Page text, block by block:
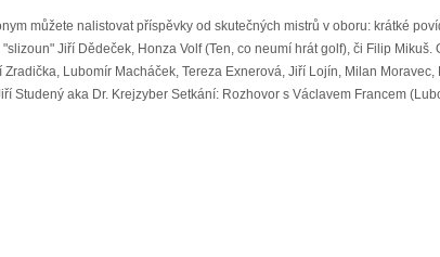
můžete nalistovat příspěvky od skutečných mistrů v oboru: krátké
Jiří Dědeček, Honza Volf (Ten, co neumí hrát golf), či Filip
Lubomír Macháček, Tereza Exnerová, Jiří Lojín, Milan
Studený aka Dr. Krejzyber Setkání: Rozhovor s Václavem Francem